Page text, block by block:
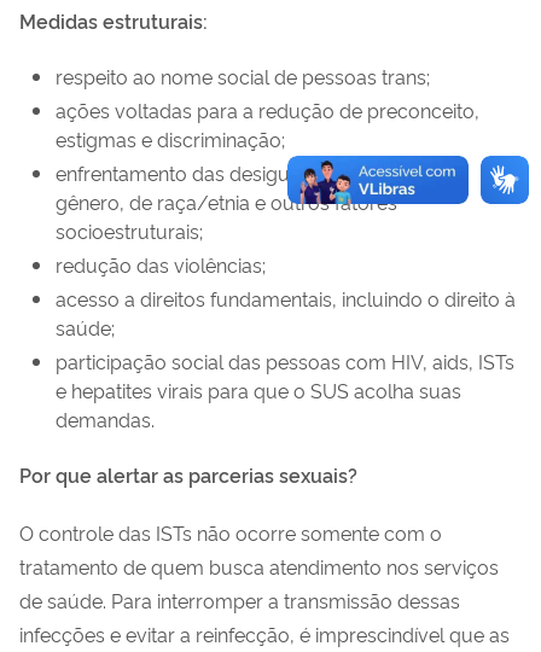
Medidas estruturais:
respeito ao nome social de pessoas trans;
ações voltadas para a redução de preconceito,
estigmas e discriminação;
enfrentamento das desigualdades sociais, de
gênero, de raça/etnia e outros fatores
socioestruturais;
redução das violências;
acesso a direitos fundamentais, incluindo o direito à
saúde;
participação social das pessoas com HIV, aids, ISTs
e hepatites virais para que o SUS acolha suas
demandas.
Por que alertar as parcerias sexuais?
O controle das ISTs não ocorre somente com o
tratamento de quem busca atendimento nos serviços
de saúde. Para interromper a transmissão dessas
infecções e evitar a reinfecção, é imprescindível que as